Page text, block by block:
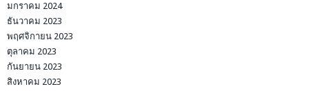
มกราคม 2024
ธันวาคม 2023
พฤศจิกายน 2023
ตุลาคม 2023
กันยายน 2023
สิงหาคม 2023